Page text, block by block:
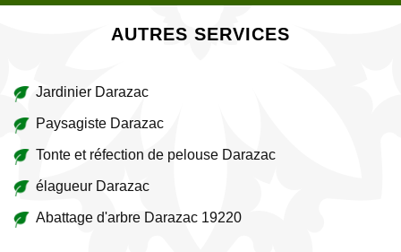
AUTRES SERVICES
Jardinier Darazac
Paysagiste Darazac
Tonte et réfection de pelouse Darazac
élagueur Darazac
Abattage d'arbre Darazac 19220